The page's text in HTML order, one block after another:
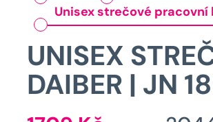
Unisex strečové pracovní
UNISEX
DAIBER | JN